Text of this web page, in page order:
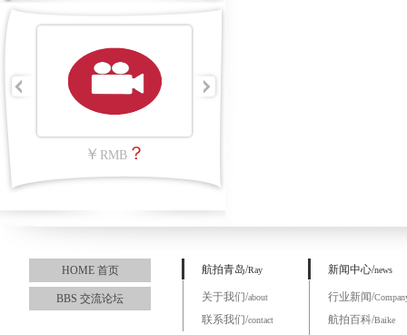
￥ RMB ？
HOME 首页
BBS 交流论坛
航拍青岛/Ray
关于我们/about
联系我们/contact
新闻中心/news
行业新闻/
航拍百科/Baike